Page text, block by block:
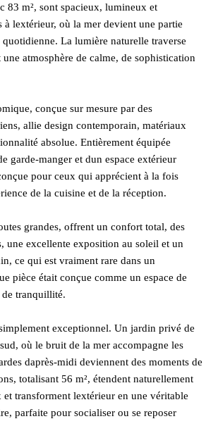
83 m², sont spacieux, lumineux et
à lextérieur, où la mer devient une partie
La lumière naturelle traverse
une atmosphère de calme, de sophistication
conçue sur mesure par des
allie design contemporain, matériaux
absolue. Entièrement équipée
garde-manger et dun espace extérieur
pour ceux qui apprécient à la fois
de la cuisine et de la réception.
grandes, offrent un confort total, des
une excellente exposition au soleil et un
ce qui est vraiment rare dans un
pièce était conçue comme un espace de
tranquillité.
exceptionnel. Un jardin privé de
où le bruit de la mer accompagne les
daprès-midi deviennent des moments de
totalisant 56 m², étendent naturellement
et transforment lextérieur en une véritable
parfaite pour socialiser ou se reposer